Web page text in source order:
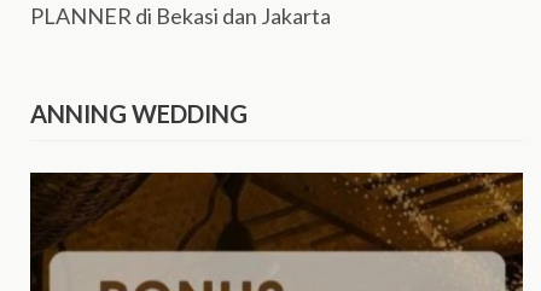
PLANNER di Bekasi dan Jakarta
ANNING WEDDING